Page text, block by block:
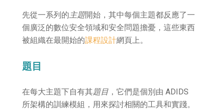
先從一系列的 主題開始，其中每個主題都反應了一
個廣泛的數位安全領域和安全問題擔憂，這些東西
被組織在最開始的課程設計網頁上。
題目
在每大主題下自有其題目，它們是個別由 ADIDS
所架構的訓練模組，用來探討相關的工具和實踐。